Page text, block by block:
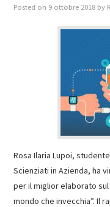
Posted on 9 ottobre 2018 by
Rosa Ilaria Lupoi,
Scienziati in Azienda, ha
per il miglior elaborato
mondo che invecchia”. Il